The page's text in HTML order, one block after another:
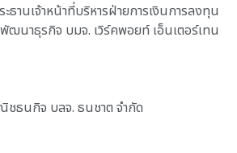
ธานเจ้าหน้าที่บริหารฝ่ายการเงินการลงทุน
นาธุรกิจ บมจ. เวิร์คพอยท์ เอ็นเตอร์เทน
ชธนกิจ บลจ. ธนชาต จำกัด